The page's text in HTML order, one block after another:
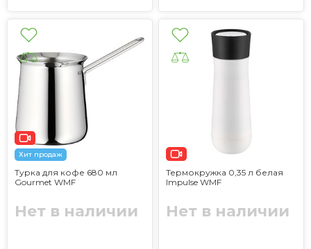
Хит продаж
Турка для кофе 680 мл
Gourmet WMF
Нет в наличии
Термокружка 0,35 л белая
Impulse WMF
Нет в наличии